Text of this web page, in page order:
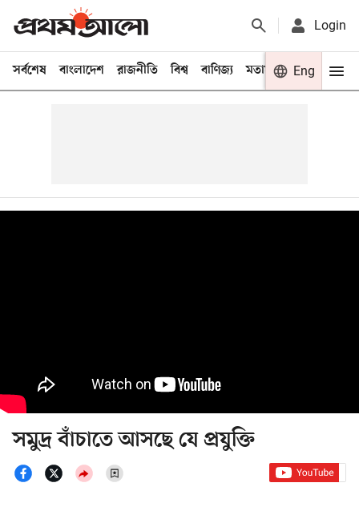
Login
সর্বশেষ বাংলাদেশ রাজনীতি বিশ্ব বাণিজ্য মতামত খেলা
Eng
সমুদ্র বাঁচাতে আসছে যে প্রযুক্তি